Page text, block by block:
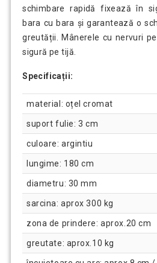
schimbare rapidă fixează în
bara cu bara și garantează o
greutății. Mânerele cu nervuri
sigură pe tijă.
Specificații:
material: oțel cromat
suport fulie: 3 cm
culoare: argintiu
lungime: 180 cm
diametru: 30 mm
sarcina: aprox 300 kg
zona de prindere: aprox.20 cm
greutate: aprox.10 kg